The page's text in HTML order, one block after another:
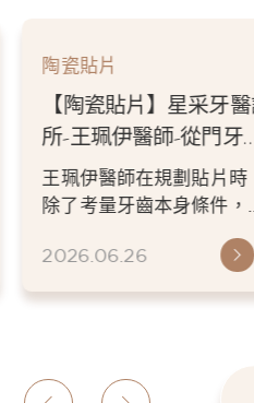
陶瓷貼片
【陶瓷貼片】星采牙
所-王珮伊醫師-從門牙
到自信笑容：美白貼片
造更精緻的微笑曲線
王珮伊醫師在規劃貼片時
除了考量牙齒本身條件，也
微笑方式等細節出發，協助
2026.06.26